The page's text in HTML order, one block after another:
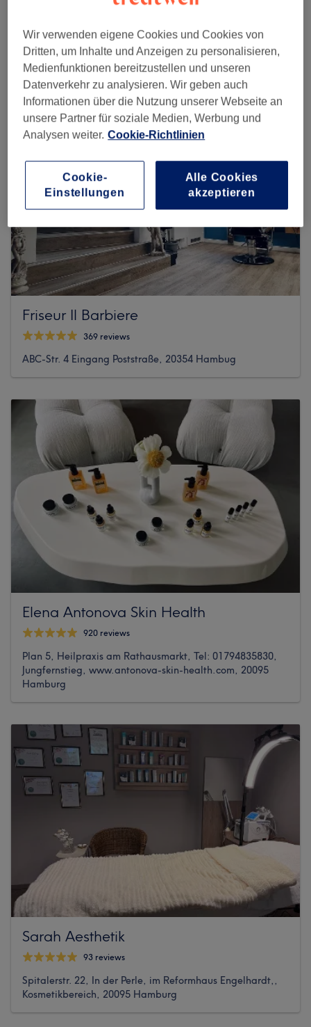
Auf Treatwell finden
Friseur Il Barbiere
369 reviews
ABC-Str. 4 Eingang Poststraße, 20354 Hambug
Elena Antonova Skin Health
920 reviews
Plan 5, Heilpraxis am Rathausmarkt, Tel: 01794835830,
Jungfernstieg, www.antonova-skin-health.com, 20095
Hamburg
Sarah Aesthetik
93 reviews
Spitalerstr. 22, In der Perle, im Reformhaus Engelhardt,,
Kosmetikbereich, 20095 Hamburg
Wir verwenden eigene Cookies und Cookies von
Dritten, um Inhalte und Anzeigen zu personalisieren,
Medienfunktionen bereitzustellen und unseren
Datenverkehr zu analysieren. Wir geben auch
Informationen über die Nutzung unserer Webseite an
unsere Partner für soziale Medien, Werbung und
Analysen weiter. Cookie-Richtlinien
Cookie-
Einstellungen
Alle Cookies
akzeptieren